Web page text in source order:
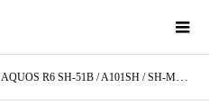
AQUOS R6 SH-51B / A101SH / SH-M22スマホケース